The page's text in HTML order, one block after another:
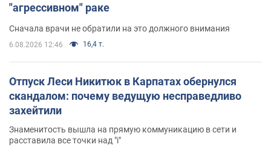
"агрессивном" раке
Сначала врачи не обратили на это должного внимания
6.08.2026 12:46 16,4 т.
Отпуск Леси Никитюк в Карпатах обернулся
скандалом: почему ведущую несправедливо
захейтили
Знаменитость вышла на прямую коммуникацию в сети и
расставила все точки над "i"